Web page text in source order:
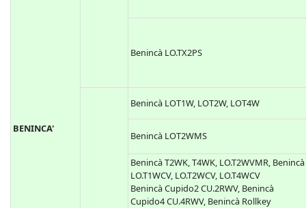
BENINCA'
Benincà LO.TX2PS
Benincà LOT1W, LOT2W, LOT4W
Benincà LOT2WMS
Benincà T2WK, T4WK, LO.T2WVMR, Benincà
LO.T1WCV, LO.T2WCV, LO.T4WCV
Benincà Cupido2 CU.2RWV, Benincà
Cupido4 CU.4RWV, Benincà Rollkey